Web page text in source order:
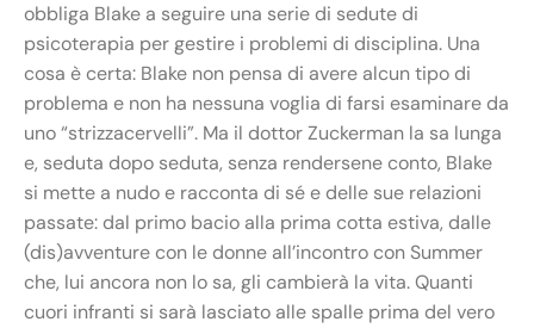
obbliga Blake a seguire una serie di sedute di
psicoterapia per gestire i problemi di disciplina. Una
cosa è certa: Blake non pensa di avere alcun tipo di
problema e non ha nessuna voglia di farsi esaminare da
uno “strizzacervelli”. Ma il dottor Zuckerman la sa lunga
e, seduta dopo seduta, senza rendersene conto, Blake
si mette a nudo e racconta di sé e delle sue relazioni
passate: dal primo bacio alla prima cotta estiva, dalle
(dis)avventure con le donne all’incontro con Summer
che, lui ancora non lo sa, gli cambierà la vita. Quanti
cuori infranti si sarà lasciato alle spalle prima del vero